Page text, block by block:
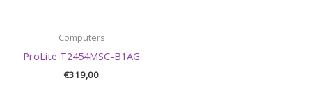
Computers
ProLite T2454MSC-B1AG
€319,00